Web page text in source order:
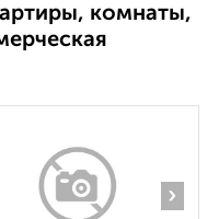
комнаты,
›